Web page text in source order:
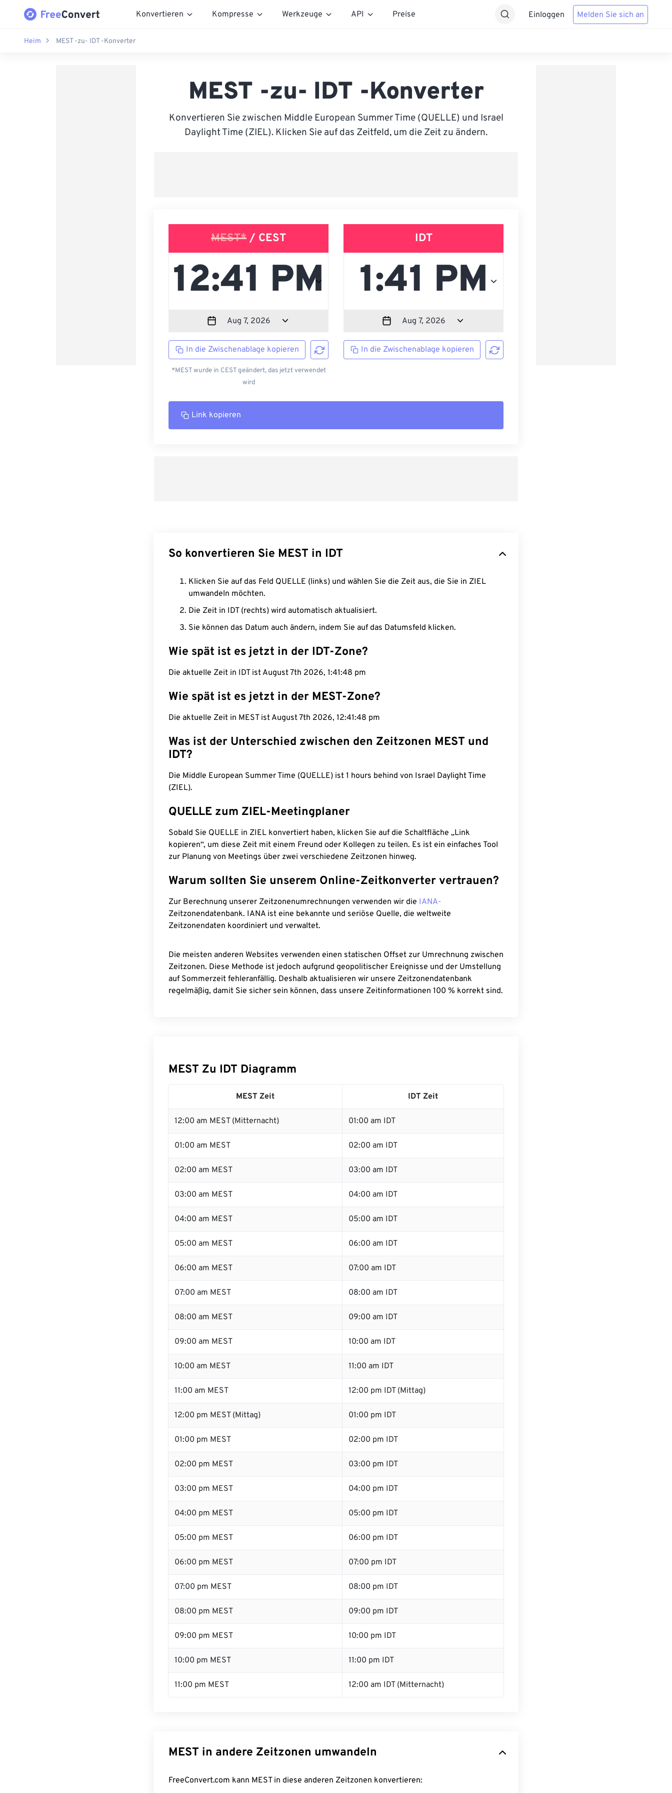
Konvertieren Kompresse Werkzeuge API Preise Einloggen Melden Sie sich an
Heim MEST -zu- IDT -Konverter
MEST -zu- IDT -Konverter
Konvertieren Sie zwischen Middle European Summer Time (QUELLE) und Israel
Daylight Time (ZIEL). Klicken Sie auf das Zeitfeld, um die Zeit zu ändern.
MEST* / CEST
In die Zwischenablage kopieren
*MEST wurde in CEST geändert, das jetzt verwendet
wird
IDT
In die Zwischenablage kopieren
Link kopieren
So konvertieren Sie MEST in IDT
Klicken Sie auf das Feld QUELLE (links) und wählen Sie die Zeit aus, die Sie in ZIEL
umwandeln möchten.
Die Zeit in IDT (rechts) wird automatisch aktualisiert.
Sie können das Datum auch ändern, indem Sie auf das Datumsfeld klicken.
Wie spät ist es jetzt in der IDT-Zone?
Die aktuelle Zeit in IDT ist August 7th 2026, 1:41:49 pm
Wie spät ist es jetzt in der MEST-Zone?
Die aktuelle Zeit in MEST ist August 7th 2026, 12:41:49 pm
Was ist der Unterschied zwischen den Zeitzonen MEST und
IDT?
Die Middle European Summer Time (QUELLE) ist 1 hours behind von Israel Daylight Time
(ZIEL).
QUELLE zum ZIEL-Meetingplaner
Sobald Sie QUELLE in ZIEL konvertiert haben, klicken Sie auf die Schaltfläche „Link
kopieren“, um diese Zeit mit einem Freund oder Kollegen zu teilen. Es ist ein einfaches Tool
zur Planung von Meetings über zwei verschiedene Zeitzonen hinweg.
Warum sollten Sie unserem Online-Zeitkonverter vertrauen?
Zur Berechnung unserer Zeitzonenumrechnungen verwenden wir die IANA-
Zeitzonendatenbank. IANA ist eine bekannte und seriöse Quelle, die weltweite
Zeitzonendaten koordiniert und verwaltet.
Die meisten anderen Websites verwenden einen statischen Offset zur Umrechnung zwischen
Zeitzonen. Diese Methode ist jedoch aufgrund geopolitischer Ereignisse und der Umstellung
auf Sommerzeit fehleranfällig. Deshalb aktualisieren wir unsere Zeitzonendatenbank
regelmäßig, damit Sie sicher sein können, dass unsere Zeitinformationen 100 % korrekt sind.
MEST Zu IDT Diagramm
MEST Zeit IDT Zeit
12:00 am MEST (Mitternacht) 01:00 am IDT
01:00 am MEST 02:00 am IDT
02:00 am MEST 03:00 am IDT
03:00 am MEST 04:00 am IDT
04:00 am MEST 05:00 am IDT
05:00 am MEST 06:00 am IDT
06:00 am MEST 07:00 am IDT
07:00 am MEST 08:00 am IDT
08:00 am MEST 09:00 am IDT
09:00 am MEST 10:00 am IDT
10:00 am MEST 11:00 am IDT
11:00 am MEST 12:00 pm IDT (Mittag)
12:00 pm MEST (Mittag) 01:00 pm IDT
01:00 pm MEST 02:00 pm IDT
02:00 pm MEST 03:00 pm IDT
03:00 pm MEST 04:00 pm IDT
04:00 pm MEST 05:00 pm IDT
05:00 pm MEST 06:00 pm IDT
06:00 pm MEST 07:00 pm IDT
07:00 pm MEST 08:00 pm IDT
08:00 pm MEST 09:00 pm IDT
09:00 pm MEST 10:00 pm IDT
10:00 pm MEST 11:00 pm IDT
11:00 pm MEST 12:00 am IDT (Mitternacht)
MEST in andere Zeitzonen umwandeln
FreeConvert.com kann MEST in diese anderen Zeitzonen konvertieren: